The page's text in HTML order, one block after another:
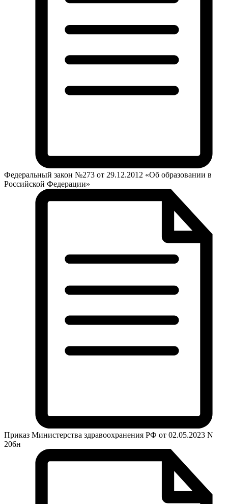
Федеральный закон №273 от 29.12.2012 «Об образовании в
Российской Федерации»
Приказ Министерства здравоохранения РФ от 02.05.2023 N
206н